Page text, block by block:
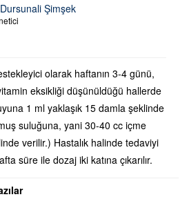
Şimşek
olarak haftanın 3-4 günü,
eksikliği düşünüldüğü hallerde
1 ml yaklaşık 15 damla şeklinde
suluğuna, yani 30-40 cc içme
verilir.) Hastalık halinde tedaviyi
süre ile dozaj iki katına çıkarılır.